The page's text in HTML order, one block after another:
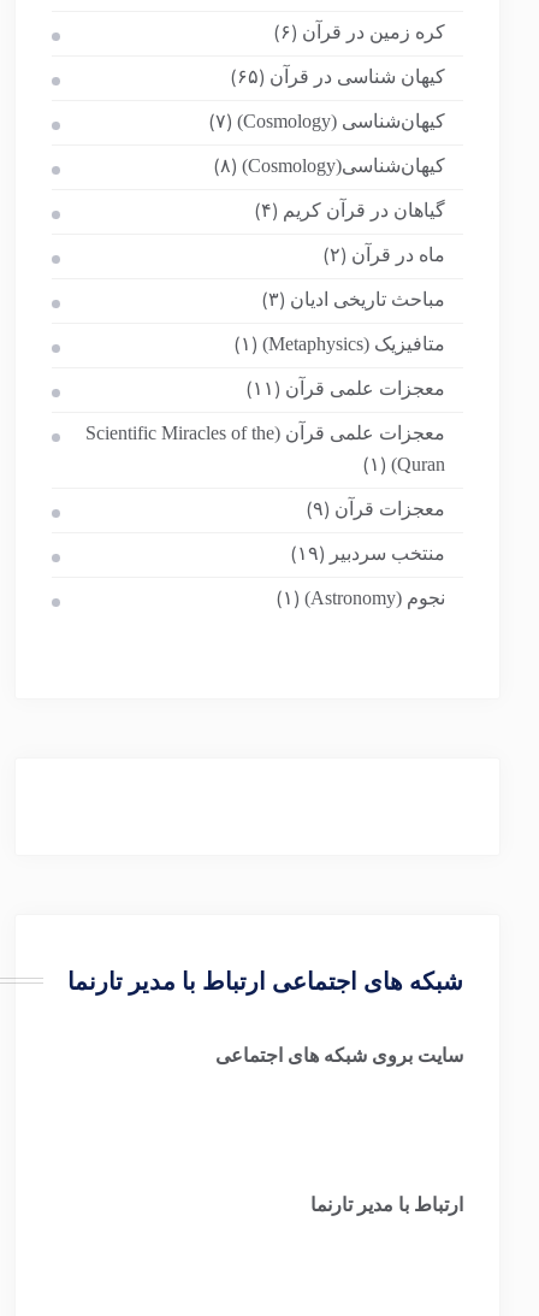
کره زمین در قرآن (۶)
کیهان شناسی در قرآن (۶۵)
کیهان‌شناسی (Cosmology) (۷)
کیهان‌شناسی(Cosmology) (۸)
گیاهان در قرآن کریم (۴)
ماه در قرآن (۲)
مباحث تاریخی ادیان (۳)
متافیزیک (Metaphysics) (۱)
معجزات علمی قرآن (۱۱)
معجزات علمی قرآن (Scientific Miracles of the
Quran)
(۱)
معجزات قرآن (۹)
منتخب سردبیر (۱۹)
نجوم (Astronomy) (۱)
شبکه های اجتماعی ارتباط با مدیر تارنما
سایت بروی شبکه های اجتماعی
ارتباط با مدیر تارنما